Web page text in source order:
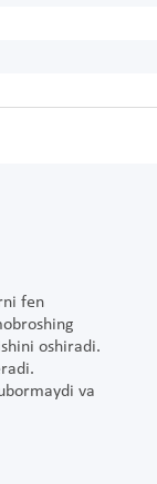
fen
oshiradi.
va